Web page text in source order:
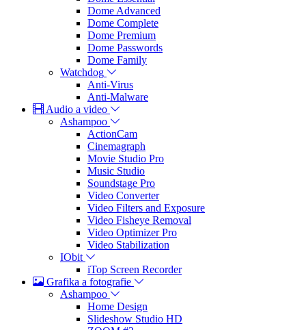
Dome Advanced
Dome Complete
Dome Premium
Dome Passwords
Dome Family
Watchdog
Anti-Virus
Anti-Malware
Audio a video
Ashampoo
ActionCam
Cinemagraph
Movie Studio Pro
Music Studio
Soundstage Pro
Video Converter
Video Filters and Exposure
Video Fisheye Removal
Video Optimizer Pro
Video Stabilization
IObit
iTop Screen Recorder
Grafika a fotografie
Ashampoo
Home Design
Slideshow Studio HD